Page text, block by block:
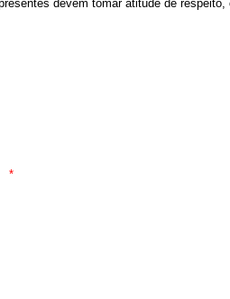
devem tomar atitude de
*